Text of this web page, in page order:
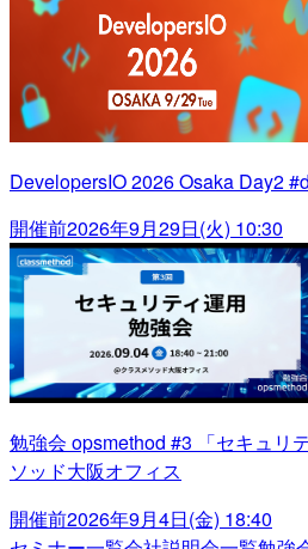
DevelopersIO 2026 Osaka Day2
開催前2026年9月29日(火) 10:30
勉強会 opsmethod #3 「セキュリ
ソッド大阪オフィス
開催前2026年9月4日(金) 18:40